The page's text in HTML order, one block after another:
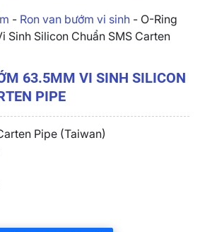
- Ron van bướm vi sinh - O-Ring
Sinh Silicon Chuẩn SMS Carten
63.5MM VI SINH SILICON
PIPE
Pipe (Taiwan)